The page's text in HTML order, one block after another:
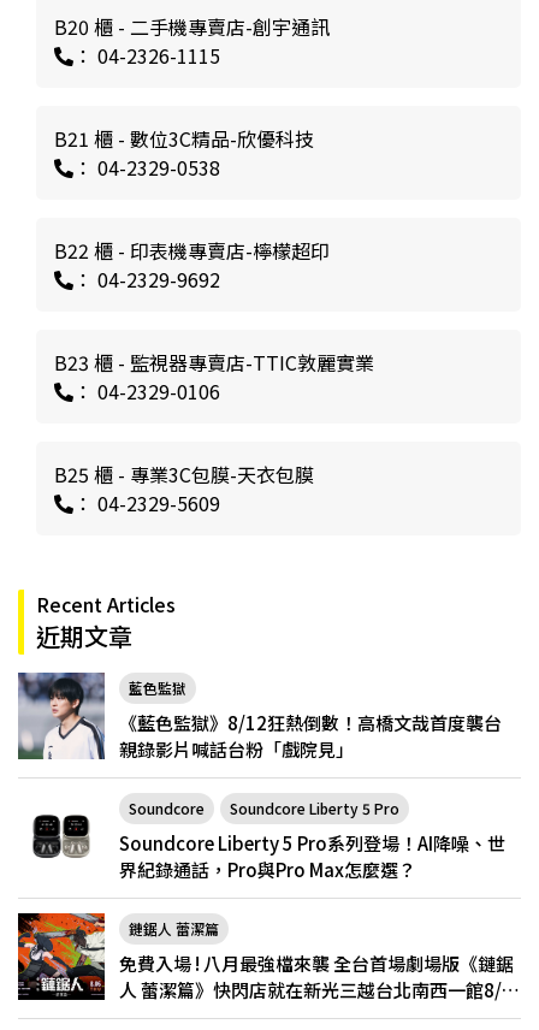
B20 櫃 - 二手機專賣店-創宇通訊
： 04-2326-1115
B21 櫃 - 數位3C精品-欣優科技
： 04-2329-0538
B22 櫃 - 印表機專賣店-檸檬超印
： 04-2329-9692
B23 櫃 - 監視器專賣店-TTIC敦麗實業
： 04-2329-0106
B25 櫃 - 專業3C包膜-天衣包膜
： 04-2329-5609
Recent Articles
近期文章
藍色監獄
《藍色監獄》8/12狂熱倒數！高橋文哉首度襲台
親錄影片喊話台粉「戲院見」
Soundcore Soundcore Liberty 5 Pro
Soundcore Liberty 5 Pro系列登場！AI降噪、世
界紀錄通話，Pro與Pro Max怎麼選？
鏈鋸人 蕾潔篇
免費入場 ! 八月最強檔來襲 全台首場劇場版《鏈鋸
人 蕾潔篇》快閃店就在新光三越台北南西一館8/6
限定登場